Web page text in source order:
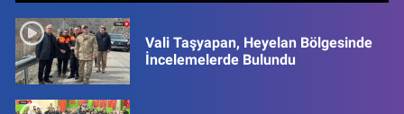
Vali Taşyapan, Heyelan Bölgesinde
İncelemelerde Bulundu